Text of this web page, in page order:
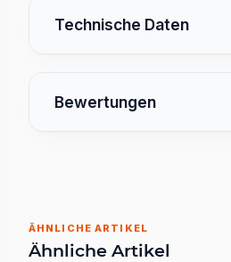
Technische Daten
Bewertungen
ÄHNLICHE ARTIKEL
Ähnliche Artikel